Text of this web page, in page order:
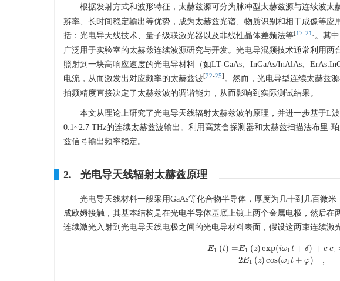
根据发射方式和波形特征，太赫兹源可分为脉冲型太赫兹源与连续波太
辨率、长时间稳定输出等优势，成为太赫兹光谱、物质识别和相干成像等
括：光电导天线技术、量子级联激光器以及非线性晶体差频法等[17-21 ] 。其
广泛用于实验室的太赫兹连续波源研究与开发。光电导混频技术通常利用
照射到一块高响应速度的光电导材料（如LT-GaAs、InGaAs/InAlAs、
电流，从而激发出对应频率的太赫兹波[22-25] 。然而，光电导型连续太赫兹
拍频精度直接决定了太赫兹波的调谐能力，从而影响到实际测试结果。
本文从理论上研究了光电导天线辐射太赫兹波的原理，并进一步基于L
0.1~2.7 THz的连续太赫兹波输出。利用高莱盒探测器和太赫兹扫描法布里-
兹信号输出频率稳定。
2. 光电导天线辐射太赫兹原理
光电导天线材料一般采用GaAs等化合物半导体，厚度为几十到几百微
成欧姆接触，其基本结构是在光电半导体基底上镀上两个金属电极，然后
连续激光入射到光电导天线电极之间的光电导材料表面，假设这两束连续激
E1 (t) =E1 (z)exp(iω1t + δ) + c. c.
2E1 (z)cos(ω1t + φ) ,
1( t) = )exp(i 1 + )+ c 2 E z cos